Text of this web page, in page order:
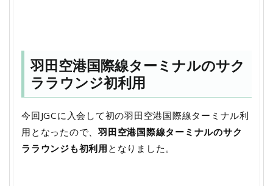
羽田空港国際線ターミナルのサク
ララウンジ初利用
今回JGCに入会して初の羽田空港国際線ターミナル利
用となったので、羽田空港国際線ターミナルのサク
ララウンジも初利用 となりました。